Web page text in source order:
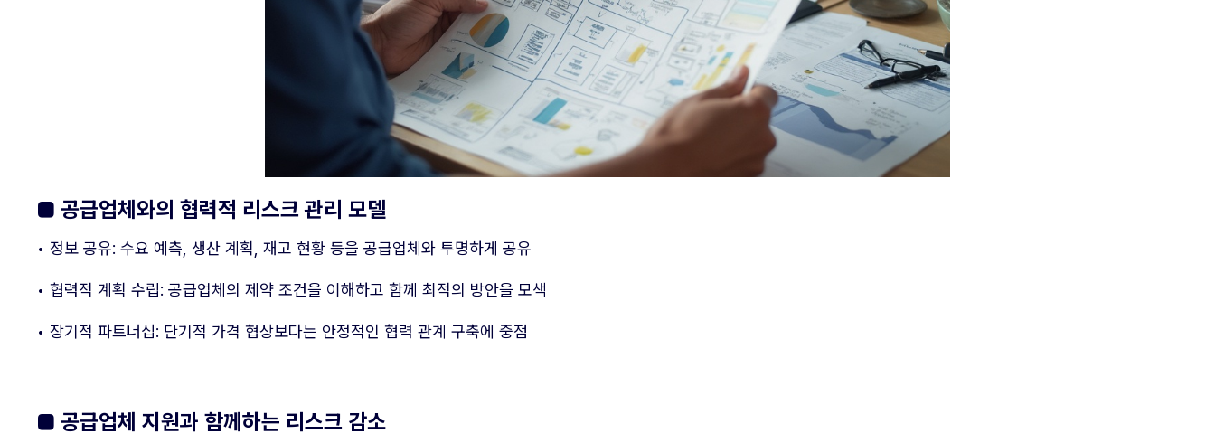
■ 공급업체와의 협력적 리스크 관리 모델
• 정보 공유: 수요 예측, 생산 계획, 재고 현황 등을 공급업체와 투명하게 공유
• 협력적 계획 수립: 공급업체의 제약 조건을 이해하고 함께 최적의 방안을 모색
• 장기적 파트너십: 단기적 가격 협상보다는 안정적인 협력 관계 구축에 중점
■ 공급업체 지원과 함께하는 리스크 감소